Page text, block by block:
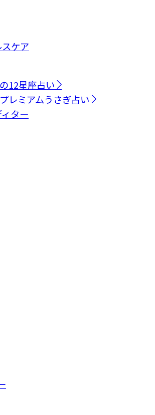
ケア
12星座占い
レミアムうさぎ占い
ター